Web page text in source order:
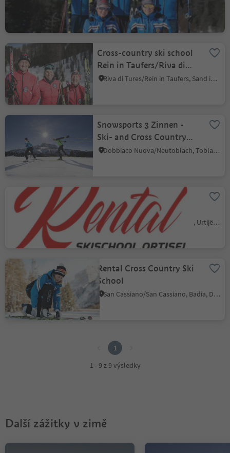
Cross-country ski school
Rein in Taufers/Riva di
Tures
Riva di Tures/Rein in Taufers, Sand in Taufers/Campo Tures, Ahrntal/Valle Aurina
Snowsports 3 Zinnen -
Ski- and Cross Country
School
Dobbiaco Nuova/Neutoblach, Toblach/Dobbiaco, Dolomites Region 3 Zinnen
Bike & Skischool Rental
Mar Dolomit
Ortisei/Urtijëi/St. Ulrich/Urtijëi, Urtijëi/Ortisei, Dolomites Region Val Gardena
Rental Cross Country Ski
School
San Cassiano/San Cassiano, Badia, Dolomites Region Alta Badia
1
1 - 9 z 9 výsledky
Další zážitky v zimě